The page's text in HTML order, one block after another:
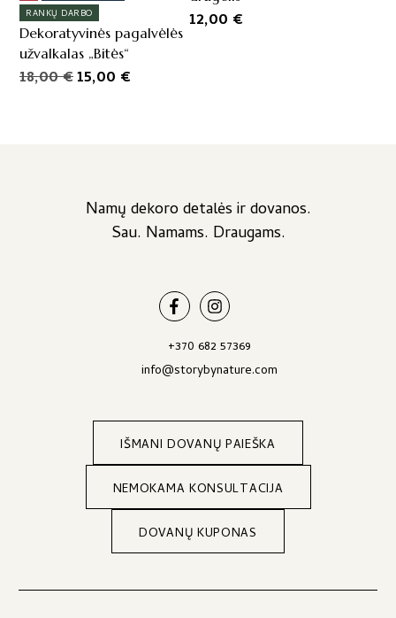
on
the
product
page
RANKŲ DARBO
Dekoratyvinės pagalvėlės
užvalkalas „Bitės“
18,00€Original
15,00 €
12,00 €
Namų dekoro detalės ir dovanos.
Sau. Namams. Draugams.
+370 682 57369
info@storybynature.com
IŠMANI DOVANŲ PAIEŠKA
NEMOKAMA KONSULTACIJA
DOVANŲ KUPONAS